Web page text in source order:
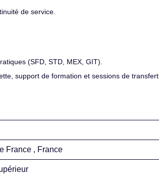
de service.
(SFD, STD, MEX, GIT).
support de formation et sessions de transfert.
France , France